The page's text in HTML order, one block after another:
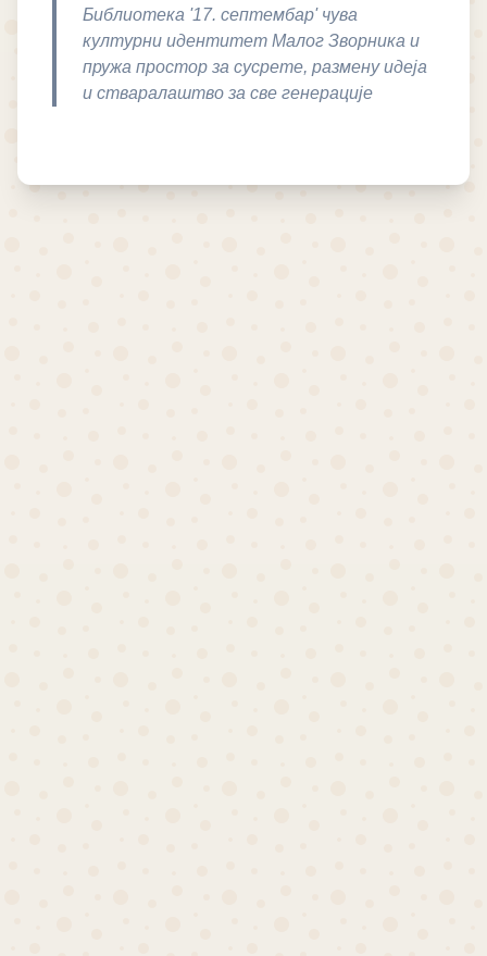
Библиотека '17. септембар' чува
културни идентитет Малог Зворника и
пружа простор за сусрете, размену идеја
и стваралаштво за све генерације